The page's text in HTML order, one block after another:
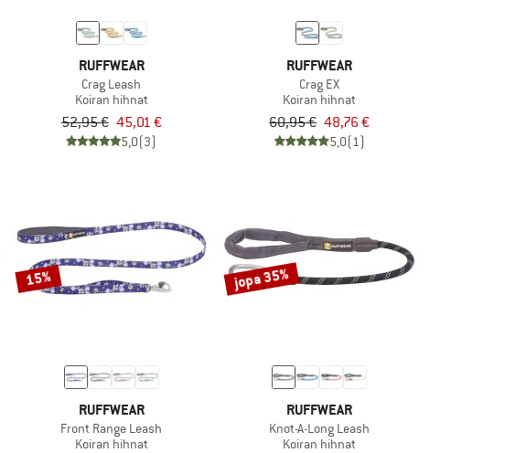
RUFFWEAR
Crag Leash
Koiran hihnat
52,95 € 45,01 €
5,0(3)
RUFFWEAR
Crag EX
Koiran hihnat
60,95 € 48,76 €
5,0(1)
15%
RUFFWEAR
Front Range Leash
Koiran hihnat
jopa 35%
RUFFWEAR
Knot-A-Long Leash
Koiran hihnat